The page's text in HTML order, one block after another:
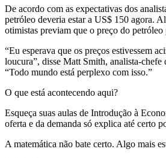
De acordo com as expectativas dos
petróleo deveria estar a US$ 150 agora.
otimistas previam que o preço do
“Eu esperava que os preços estivessem
loucura”, disse Matt Smith, analista-chefe
“Todo mundo está perplexo com isso.”
O que está acontecendo aqui?
Esqueça suas aulas de Introdução à
oferta e da demanda só explica até certo
A matemática não bate certo. Algo mais